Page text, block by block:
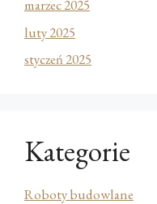
marzec 2025
luty 2025
styczeń 2025
Kategorie
Roboty budowlane